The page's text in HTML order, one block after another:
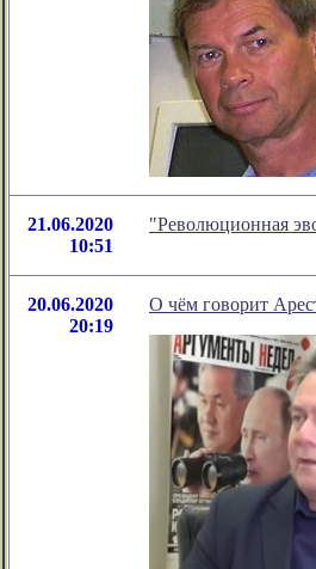
21.06.2020
10:51
"Революционная
20.06.2020
20:19
О чём говорит